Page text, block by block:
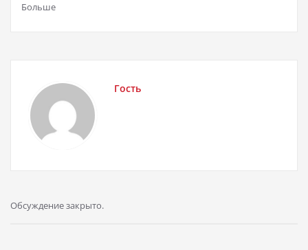
Больше
Гость
Обсуждение закрыто.